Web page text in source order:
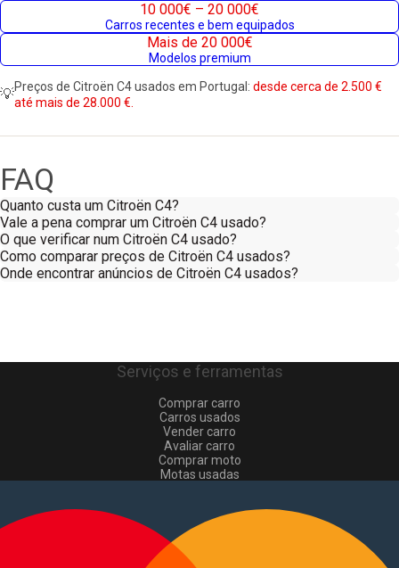
10 000€ – 20 000€
Carros recentes e bem equipados
Mais de 20 000€
Modelos premium
💡Preços de Citroën C4 usados em Portugal: desde cerca de 2.500 €
até mais de 28.000 €.
FAQ
Quanto custa um Citroën C4?
Vale a pena comprar um Citroën C4 usado?
O que verificar num Citroën C4 usado?
Como comparar preços de Citroën C4 usados?
Onde encontrar anúncios de Citroën C4 usados?
Serviços e ferramentas
Comprar carro
Carros usados
Vender carro
Avaliar carro
Comprar moto
Motas usadas
Comerciais usados
Vender comerciais
Informações